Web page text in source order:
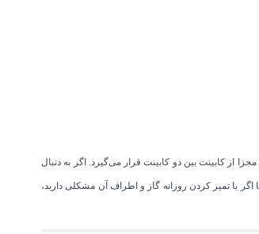
از کابینت بین دو کابینت قرار می‌گیرد. اگر به دنبال
با تمیز کردن روزانه گاز و اطراف آن مشکلی دارید،